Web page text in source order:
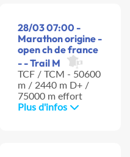
28/03 07:00 -
Marathon origine -
open ch de france
- - Trail M
TCF / TCM - 50600
m / 2440 m D+ /
75000 m effort
Plus d'infos